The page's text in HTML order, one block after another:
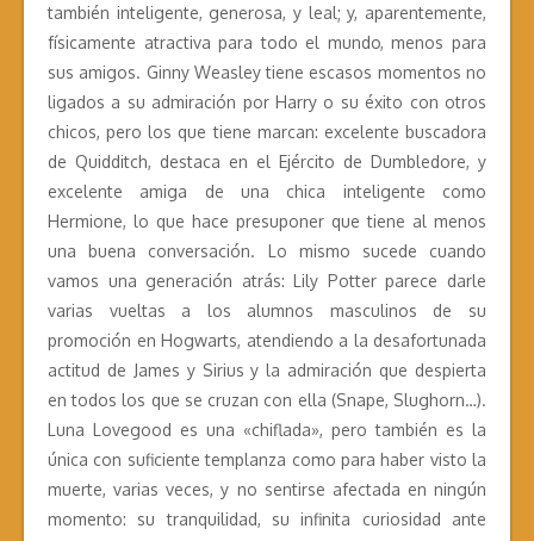
también inteligente, generosa, y leal; y, aparentemente,
físicamente atractiva para todo el mundo, menos para
sus amigos. Ginny Weasley tiene escasos momentos no
ligados a su admiración por Harry o su éxito con otros
chicos, pero los que tiene marcan: excelente buscadora
de Quidditch, destaca en el Ejército de Dumbledore, y
excelente amiga de una chica inteligente como
Hermione, lo que hace presuponer que tiene al menos
una buena conversación. Lo mismo sucede cuando
vamos una generación atrás: Lily Potter parece darle
varias vueltas a los alumnos masculinos de su
promoción en Hogwarts, atendiendo a la desafortunada
actitud de James y Sirius y la admiración que despierta
en todos los que se cruzan con ella (Snape, Slughorn…).
Luna Lovegood es una «chiflada», pero también es la
única con suficiente templanza como para haber visto la
muerte, varias veces, y no sentirse afectada en ningún
momento: su tranquilidad, su infinita curiosidad ante